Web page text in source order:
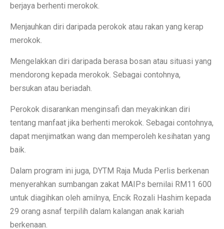
berjaya berhenti merokok.
Menjauhkan diri daripada perokok atau rakan yang kerap
merokok.
Mengelakkan diri daripada berasa bosan atau situasi yang
mendorong kepada merokok. Sebagai contohnya,
bersukan atau beriadah.
Perokok disarankan menginsafi dan meyakinkan diri
tentang manfaat jika berhenti merokok. Sebagai contohnya,
dapat menjimatkan wang dan memperoleh kesihatan yang
baik.
Dalam program ini juga, DYTM Raja Muda Perlis berkenan
menyerahkan sumbangan zakat MAIPs bernilai RM11 600
untuk diagihkan oleh amilnya, Encik Rozali Hashim kepada
29 orang asnaf terpilih dalam kalangan anak kariah
berkenaan.